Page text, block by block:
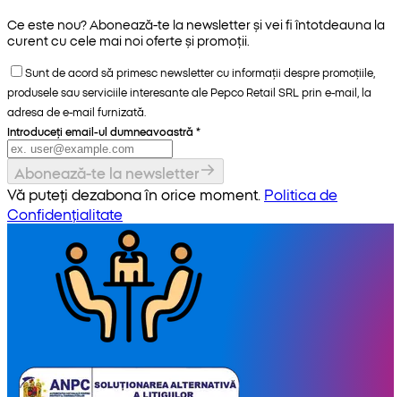
Ce este nou? Abonează-te la newsletter și vei fi întotdeauna la
curent cu cele mai noi oferte și promoții.
Sunt de acord să primesc newsletter cu informații despre promoțiile,
produsele sau serviciile interesante ale Pepco Retail SRL prin e-mail, la
adresa de e-mail furnizată.
Introduceți email-ul dumneavoastră *
Abonează-te la newsletter
Vă puteți dezabona în orice moment. Politica de
Confidențialitate